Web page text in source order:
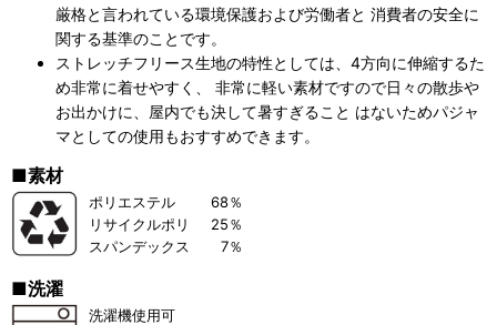
厳格と言われている環境保護および労働者と 消費者の安全に
関する基準のことです。
ストレッチフリース生地の特性としては、4方向に伸縮するた
め非常に着せやすく、 非常に軽い素材ですので日々の散歩や
お出かけに、屋内でも決して暑すぎること はないためパジャ
マとしての使用もおすすめできます。
■素材
ポリエステル
リサイクルポリ
スパンデックス
68％
25％
7％
■洗濯
洗濯機使用可